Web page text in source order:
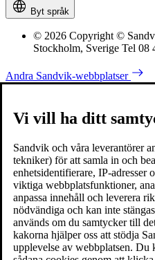
Byt språk
© 2026 Copyright ©
Stockholm, Sverige Tel 08
Andra Sandvik-webbplatser
Vi vill ha ditt
Sandvik och våra leverantörer
tekniker) för att samla in och
enhetsidentifierare, IP-adresser
viktiga webbplatsfunktioner,
anpassa innehåll och leverera
nödvändiga och kan inte
används om du samtycker till
kakorna hjälper oss att stödja
upplevelse av webbplatsen. Du